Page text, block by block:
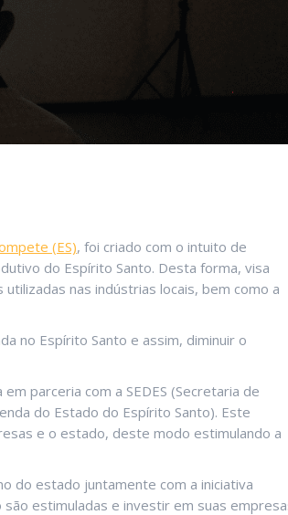
(ES), foi criado com o intuito de
do Espírito Santo. Desta forma, visa
nas indústrias locais, bem como a
no Espírito Santo e assim, diminuir o
parceria com a SEDES (Secretaria de
do Estado do Espírito Santo). Este
e o estado, deste modo estimulando a
do estado juntamente com a iniciativa
estimuladas e investir em suas